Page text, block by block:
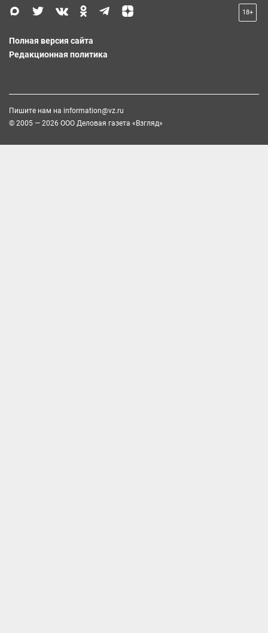
18+
Полная версия сайта
Редакционная политика
Пишите нам на information@vz.ru
© 2005 — 2026 ООО Деловая газета «Взгляд»